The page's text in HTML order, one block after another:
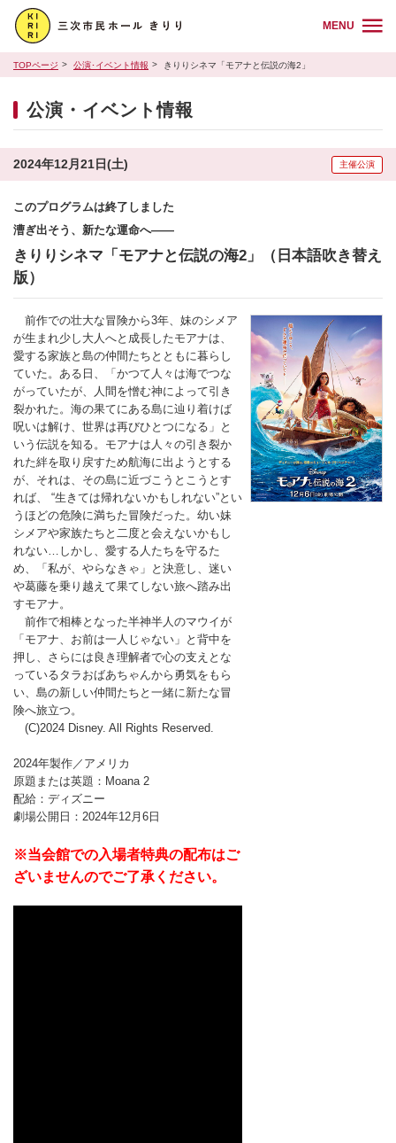
MENU
TOPページ 公演･イベント情報 きりりシネマ「モアナと伝説の海2」
公演・イベント情報
2024年12月21日(土) 主催公演
このプログラムは終了しました
漕ぎ出そう、新たな運命へ――
きりりシネマ「モアナと伝説の海2」（日本語吹き替え
版）
前作での壮大な冒険から3年、妹のシメア
が生まれ少し大人へと成長したモアナは、
愛する家族と島の仲間たちとともに暮らし
ていた。ある日、「かつて人々は海でつな
がっていたが、人間を憎む神によって引き
裂かれた。海の果てにある島に辿り着けば
呪いは解け、世界は再びひとつになる」と
いう伝説を知る。モアナは人々の引き裂か
れた絆を取り戻すため航海に出ようとする
が、それは、その島に近づこうとこうとす
れば、 “生きては帰れないかもしれない”とい
うほどの危険に満ちた冒険だった。幼い妹
シメアや家族たちと二度と会えないかもし
れない…しかし、愛する人たちを守るた
め、「私が、やらなきゃ」と決意し、迷い
や葛藤を乗り越えて果てしない旅へ踏み出
すモアナ。
前作で相棒となった半神半人のマウイが
「モアナ、お前は一人じゃない」と背中を
押し、さらには良き理解者で心の支えとな
っているタラおばあちゃんから勇気をもら
い、島の新しい仲間たちと一緒に新たな冒
険へ旅立つ。
(C)2024 Disney. All Rights Reserved.
2024年製作／アメリカ
原題または英題：Moana 2
配給：ディズニー
劇場公開日：2024年12月6日
※当会館での入場者特典の配布はご
ざいませんのでご了承ください。